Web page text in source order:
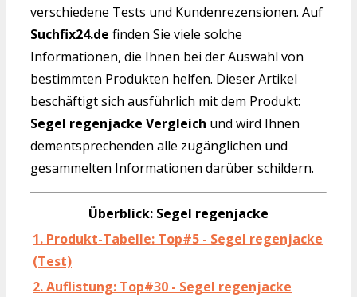
verschiedene Tests und Kundenrezensionen. Auf
Suchfix24.de finden Sie viele solche
Informationen, die Ihnen bei der Auswahl von
bestimmten Produkten helfen. Dieser Artikel
beschäftigt sich ausführlich mit dem Produkt:
Segel regenjacke Vergleich und wird Ihnen
dementsprechenden alle zugänglichen und
gesammelten Informationen darüber schildern.
Überblick: Segel regenjacke
1. Produkt-Tabelle: Top#5 - Segel regenjacke
(Test)
2. Auflistung: Top#30 - Segel regenjacke